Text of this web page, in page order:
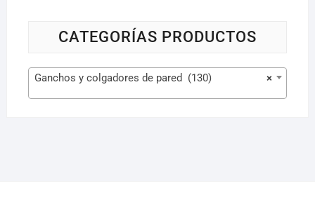
CATEGORÍAS PRODUCTOS
×
Ganchos y colgadores de pared (130)